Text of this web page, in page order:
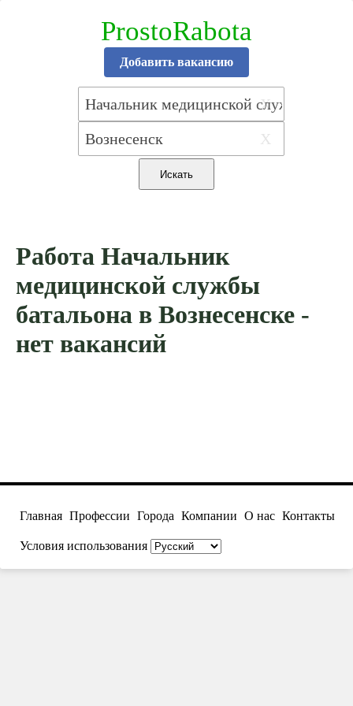
ProstoRabota
Добавить вакансию
X
X
Работа Начальник
медицинской службы
батальона в Вознесенске -
нет вакансий
Главная Профессии Города Компании О нас Контакты
Условия использования